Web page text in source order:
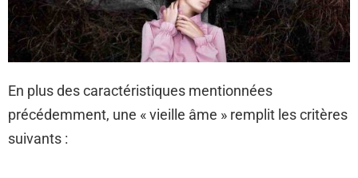
En plus des caractéristiques mentionnées
précédemment, une « vieille âme » remplit les critères
suivants :